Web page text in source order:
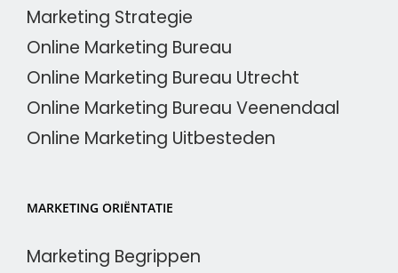
Marketing Strategie
Online Marketing Bureau
Online Marketing Bureau Utrecht
Online Marketing Bureau Veenendaal
Online Marketing Uitbesteden
MARKETING ORIËNTATIE
Marketing Begrippen